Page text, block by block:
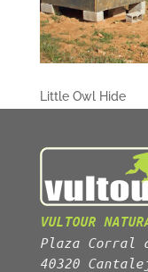
Little Owl Hide
VULTOUR
Plaza Corral
40320